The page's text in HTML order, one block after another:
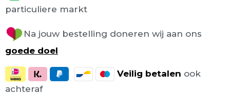
particuliere markt
Na jouw bestelling doneren wij aan ons
goede doel
Veilig betalen ook
achteraf